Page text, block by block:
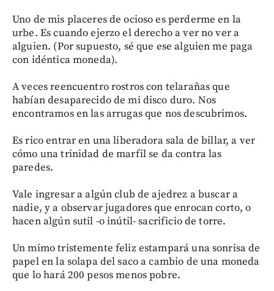
Uno de mis placeres de ocioso es perderme en la
urbe. Es cuando ejerzo el derecho a ver no ver a
alguien. (Por supuesto, sé que ese alguien me paga
con idéntica moneda).
A veces reencuentro rostros con telarañas que
habían desaparecido de mi disco duro. Nos
encontramos en las arrugas que nos descubrimos.
Es rico entrar en una liberadora sala de billar, a ver
cómo una trinidad de marfil se da contra las
paredes.
Vale ingresar a algún club de ajedrez a buscar a
nadie, y a observar jugadores que enrocan corto, o
hacen algún sutil -o inútil- sacrificio de torre.
Un mimo tristemente feliz estampará una sonrisa de
papel en la solapa del saco a cambio de una moneda
que lo hará 200 pesos menos pobre.